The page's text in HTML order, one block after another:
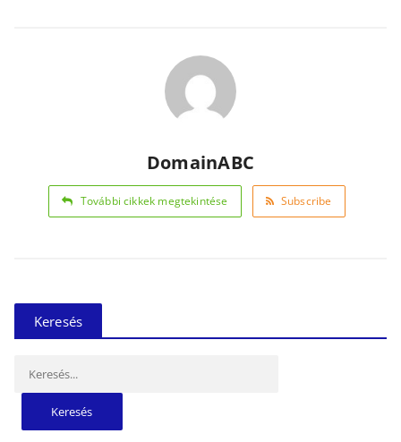
DomainABC
További cikkek megtekintése Subscribe
Keresés